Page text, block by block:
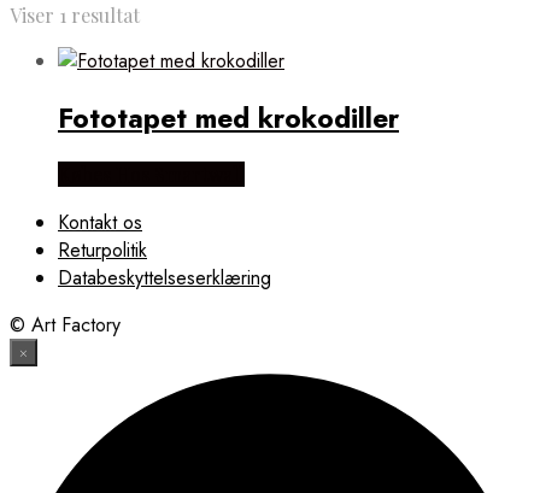
Viser 1 resultat
Fototapet med krokodiller
Kontakt os
Returpolitik
Databeskyttelseserklæring
© Art Factory
×